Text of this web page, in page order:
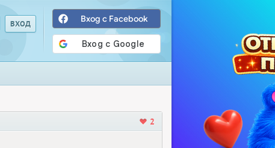
Вход с Facebook
2